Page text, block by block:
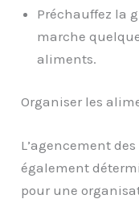
Préchauffez la
marche
aliments.
Organiser les
L’agencement
également
pour une